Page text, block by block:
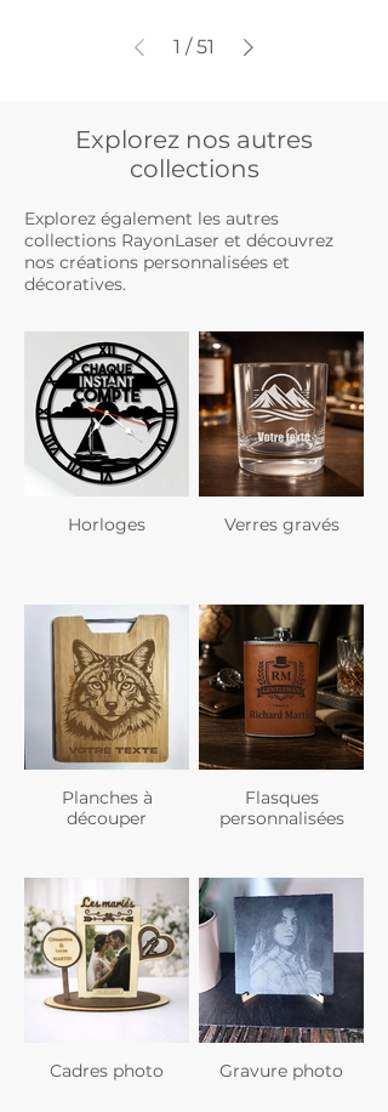
1 / 51
Explorez nos autres
collections
Explorez également les autres
collections RayonLaser et découvrez
nos créations personnalisées et
décoratives.
Horloges Verres gravés
Planches à
découper
Flasques
personnalisées
Cadres photo Gravure photo